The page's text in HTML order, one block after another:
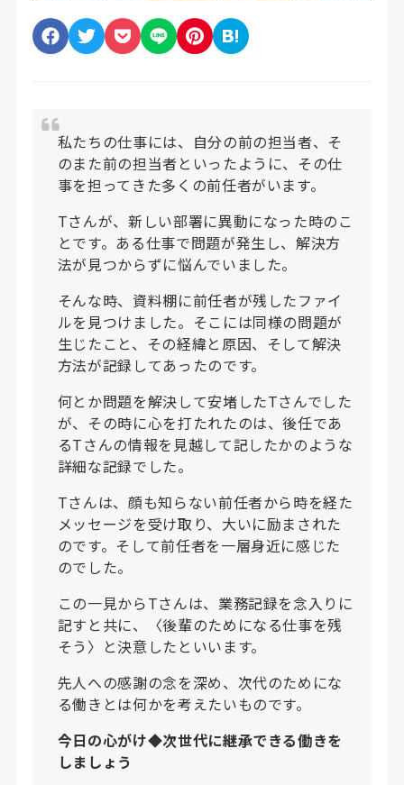
私たちの仕事には、自分の前の担当者、そ
のまた前の担当者といったように、その仕
事を担ってきた多くの前任者がいます。
Tさんが、新しい部署に異動になった時のこ
とです。ある仕事で問題が発生し、解決方
法が見つからずに悩んでいました。
そんな時、資料棚に前任者が残したファイ
ルを見つけました。そこには同様の問題が
生じたこと、その経緯と原因、そして解決
方法が記録してあったのです。
何とか問題を解決して安堵したTさんでした
が、その時に心を打たれたのは、後任であ
るTさんの情報を見越して記したかのような
詳細な記録でした。
Tさんは、顔も知らない前任者から時を経た
メッセージを受け取り、大いに励まされた
のです。そして前任者を一層身近に感じた
のでした。
この一見からTさんは、業務記録を念入りに
記すと共に、〈後輩のためになる仕事を残
そう〉と決意したといいます。
先人への感謝の念を深め、次代のためにな
る働きとは何かを考えたいものです。
今日の心がけ◆次世代に継承できる働きを
しましょう